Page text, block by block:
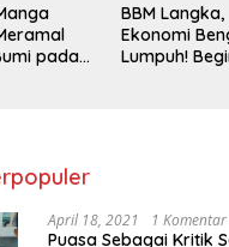
pada
BBM Langka,
Ekonomi
Lumpuh!
April 18, 2021 1 Komentar
Puasa Sebagai Kritik